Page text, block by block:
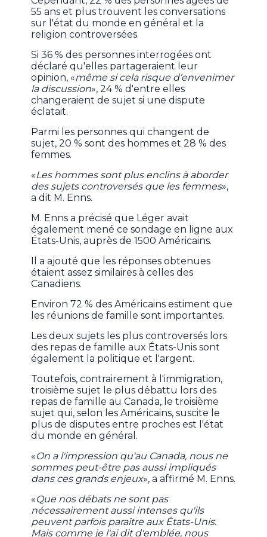
55 ans et plus trouvent les conversations
sur l'état du monde en général et la
religion controversées.
Si 36 % des personnes interrogées ont
déclaré qu'elles partageraient leur
opinion, «même si cela risque d’envenimer
la discussion», 24 % d'entre elles
changeraient de sujet si une dispute
éclatait.
Parmi les personnes qui changent de
sujet, 20 % sont des hommes et 28 % des
femmes.
«Les hommes sont plus enclins à aborder
des sujets controversés que les femmes»,
a dit M. Enns.
M. Enns a précisé que Léger avait
également mené ce sondage en ligne aux
États-Unis, auprès de 1500 Américains.
Il a ajouté que les réponses obtenues
étaient assez similaires à celles des
Canadiens.
Environ 72 % des Américains estiment que
les réunions de famille sont importantes.
Les deux sujets les plus controversés lors
des repas de famille aux États-Unis sont
également la politique et l'argent.
Toutefois, contrairement à l'immigration,
troisième sujet le plus débattu lors des
repas de famille au Canada, le troisième
sujet qui, selon les Américains, suscite le
plus de disputes entre proches est l'état
du monde en général.
«On a l'impression qu'au Canada, nous ne
sommes peut-être pas aussi impliqués
dans ces grands enjeux», a affirmé M. Enns.
«Que nos débats ne sont pas
nécessairement aussi intenses qu'ils
peuvent parfois paraître aux États-Unis.
Mais comme je l'ai dit d'emblée, nous